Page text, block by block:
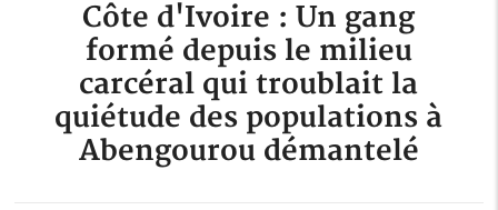
Côte d'Ivoire : Un gang
formé depuis le milieu
carcéral qui troublait la
quiétude des populations à
Abengourou démantelé